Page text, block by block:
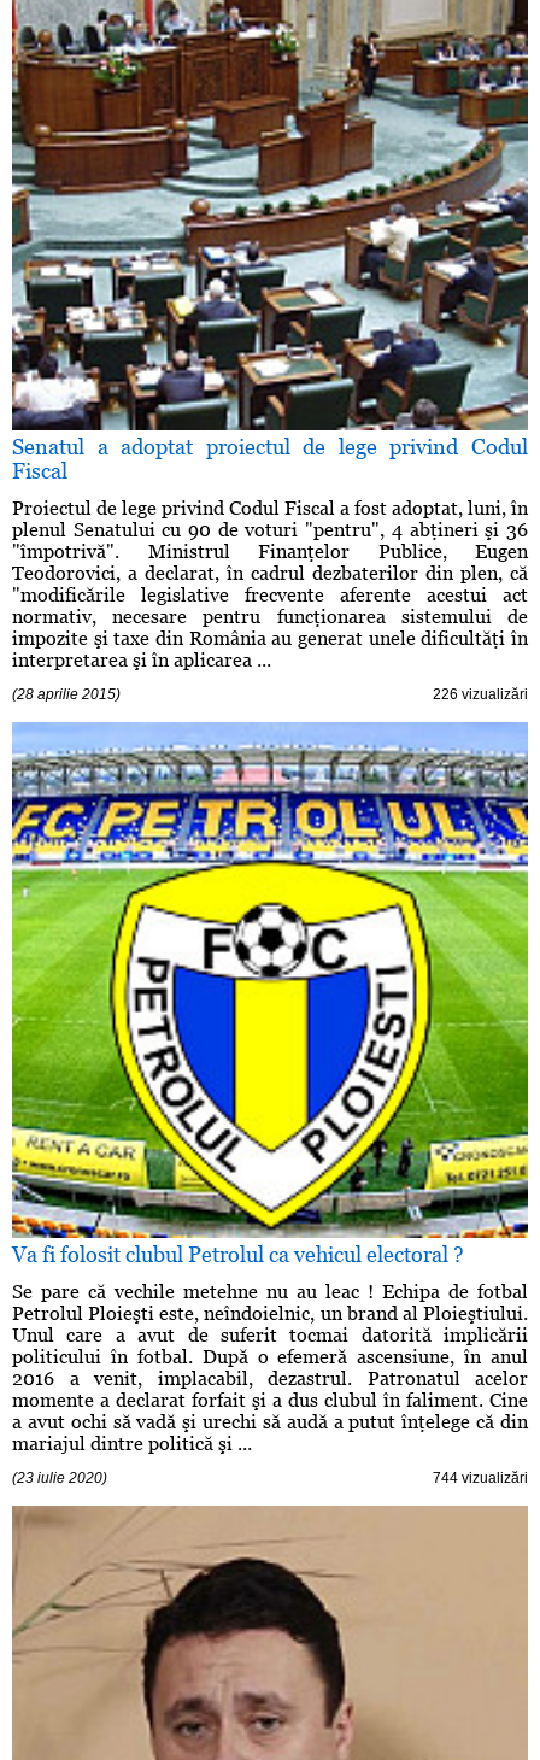
Senatul a adoptat proiectul de lege privind Codul
Fiscal
Proiectul de lege privind Codul Fiscal a fost adoptat, luni, în
plenul Senatului cu 90 de voturi "pentru", 4 abţineri şi 36
"împotrivă". Ministrul Finanţelor Publice, Eugen
Teodorovici, a declarat, în cadrul dezbaterilor din plen, că
"modificările legislative frecvente aferente acestui act
normativ, necesare pentru funcţionarea sistemului de
impozite şi taxe din România au generat unele dificultăţi în
interpretarea şi în aplicarea ...
(28 aprilie 2015) 226 vizualizări
Va fi folosit clubul Petrolul ca vehicul electoral ?
Se pare că vechile metehne nu au leac ! Echipa de fotbal
Petrolul Ploieşti este, neîndoielnic, un brand al Ploieştiului.
Unul care a avut de suferit tocmai datorită implicării
politicului în fotbal. După o efemeră ascensiune, în anul
2016 a venit, implacabil, dezastrul. Patronatul acelor
momente a declarat forfait şi a dus clubul în faliment. Cine
a avut ochi să vadă şi urechi să audă a putut înţelege că din
mariajul dintre politică şi ...
(23 iulie 2020) 744 vizualizări